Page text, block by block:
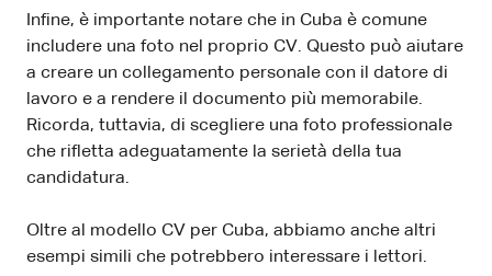
Infine, è importante notare che in Cuba è comune
includere una foto nel proprio CV. Questo può aiutare
a creare un collegamento personale con il datore di
lavoro e a rendere il documento più memorabile.
Ricorda, tuttavia, di scegliere una foto professionale
che rifletta adeguatamente la serietà della tua
candidatura.
Oltre al modello CV per Cuba, abbiamo anche altri
esempi simili che potrebbero interessare i lettori.